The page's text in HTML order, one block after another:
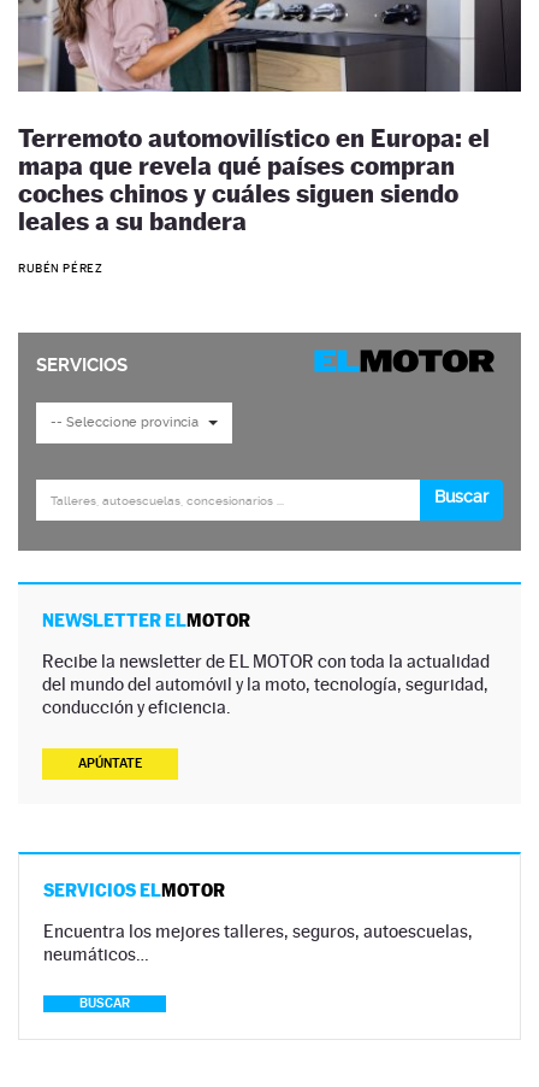
Terremoto automovilístico en Europa: el
mapa que revela qué países compran
coches chinos y cuáles siguen siendo
leales a su bandera
RUBÉN PÉREZ
NEWSLETTER ELMOTOR
Recibe la newsletter de EL MOTOR con toda la actualidad
del mundo del automóvil y la moto, tecnología, seguridad,
conducción y eficiencia.
APÚNTATE
SERVICIOS ELMOTOR
Encuentra los mejores talleres, seguros, autoescuelas,
neumáticos…
BUSCAR